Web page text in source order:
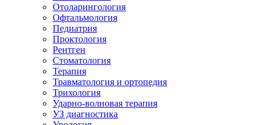
Отоларингология
Офтальмология
Педиатрия
Проктология
Рентген
Стоматология
Терапия
Травматология и ортопедия
Трихология
Ударно-волновая терапия
УЗ диагностика